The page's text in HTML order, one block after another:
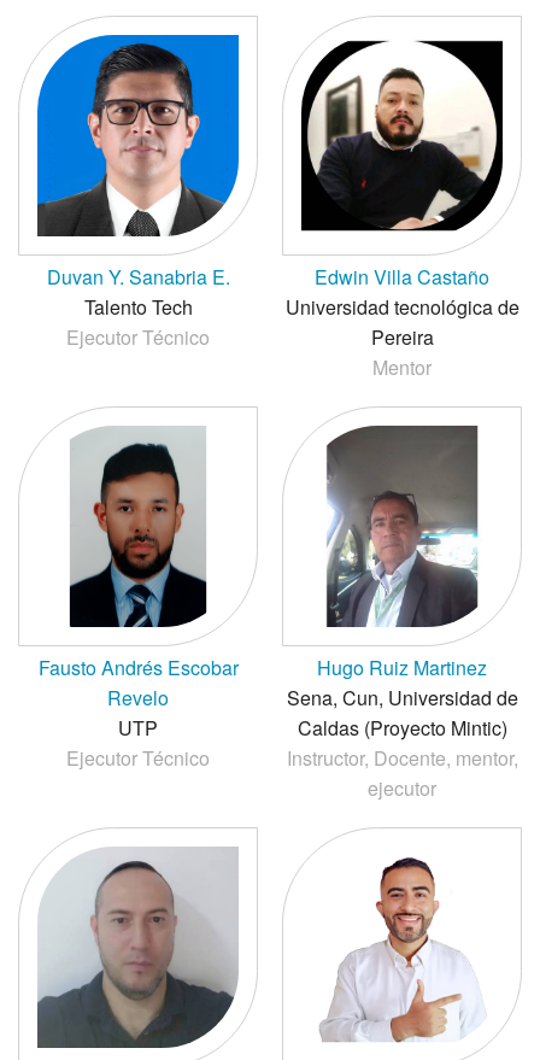
Duvan Y. Sanabria E.
Talento Tech
Ejecutor Técnico
Edwin Villa Castaño
Universidad tecnológica de
Pereira
Mentor
Fausto Andrés Escobar
Revelo
UTP
Ejecutor Técnico
Hugo Ruiz Martinez
Sena, Cun, Universidad de
Caldas (Proyecto Mintic)
Instructor, Docente, mentor,
ejecutor